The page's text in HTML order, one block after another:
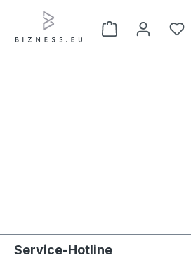
Zum Hauptinhalt springen
Service-Hotline